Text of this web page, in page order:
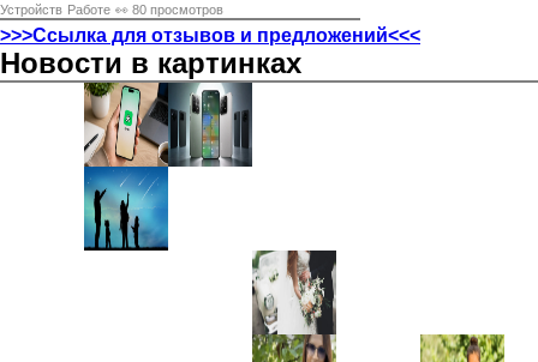
Устройств Работе 👀 80 просмотров
>>>Ссылка для отзывов и предложений<<<
Новости в картинках